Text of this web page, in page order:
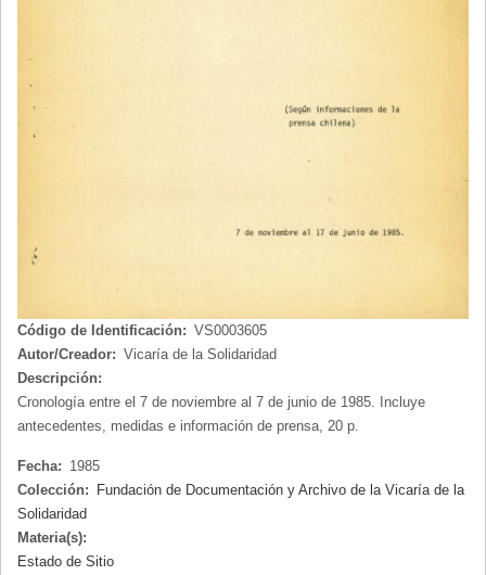
Código de Identificación: VS0003605
Autor/Creador: Vicaría de la Solidaridad
Descripción:
Cronología entre el 7 de noviembre al 7 de junio de 1985. Incluye
antecedentes, medidas e información de prensa, 20 p.
Fecha: 1985
Colección:
Fundación de Documentación y Archivo de la Vicaría de la
Solidaridad
Materia(s):
Estado de Sitio